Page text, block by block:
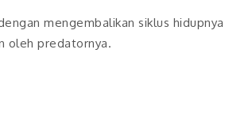
mengembalikan siklus hidupnya
oleh predatornya.